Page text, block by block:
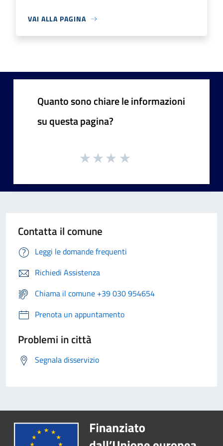
VAI ALLA PAGINA
Quanto sono chiare le informazioni
su questa pagina?
Contatta il comune
Leggi le domande frequenti
Richiedi Assistenza
Chiama il comune +39 030 954654
Prenota un appuntamento
Problemi in città
Segnala disservizio